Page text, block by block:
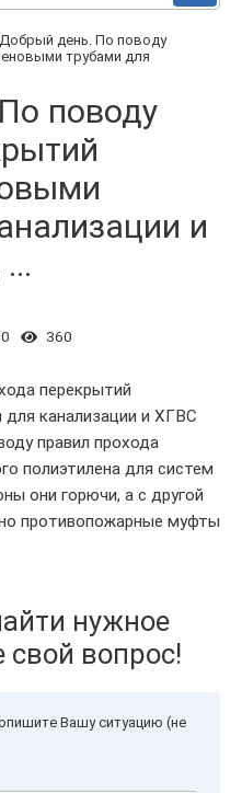
день. По поводу
трубами для
поводу
и
360
перекрытий
канализации и ХГВС
правил прохода
полиэтилена для систем
они горючи, а с другой
противопожарные муфты
нужное
свой вопрос!
Вашу ситуацию (не